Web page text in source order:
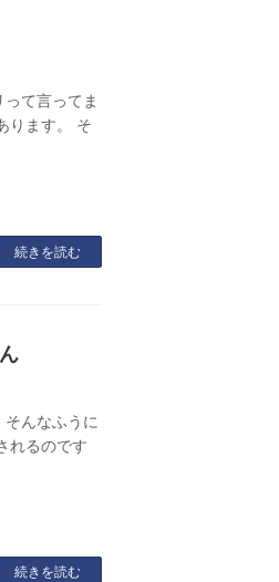
て言ってま
ります。 そ
続きを読む
んなふうに
れるのです
続きを読む